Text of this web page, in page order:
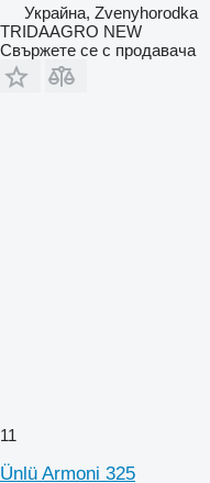
Украйна, Zvenyhorodka
TRIDAAGRO NEW
Свържете се с продавача
11
Ünlü Armoni 325